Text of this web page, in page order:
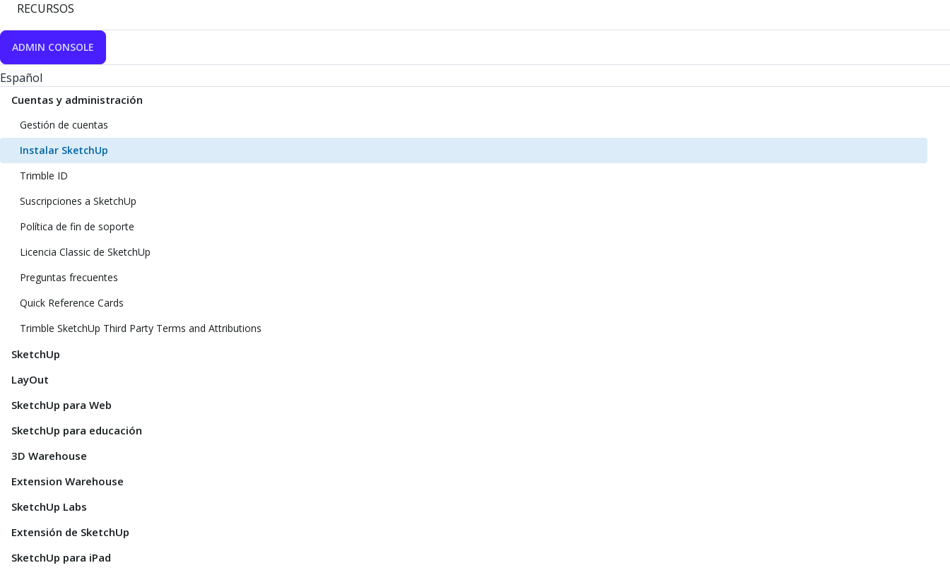
RECURSOS
ADMIN CONSOLE
Español
Cuentas y administración
Gestión de cuentas
Instalar SketchUp
Trimble ID
Suscripciones a SketchUp
Política de fin de soporte
Licencia Classic de SketchUp
Preguntas frecuentes
Quick Reference Cards
Trimble SketchUp Third Party Terms and Attributions
SketchUp
LayOut
SketchUp para Web
SketchUp para educación
3D Warehouse
Extension Warehouse
SketchUp Labs
Extensión de SketchUp
SketchUp para iPad